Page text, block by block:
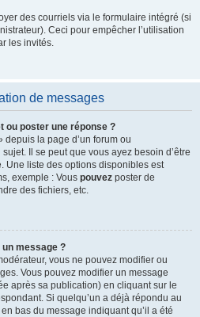
des courriels via le formulaire intégré (si
Ceci pour empêcher l’utilisation
les invités.
de messages
ou poster une réponse ?
la page d’un forum ou
Il se peut que vous ayez besoin d’être
Une liste des options disponibles est
exemple : Vous pouvez poster de
des fichiers, etc.
message ?
vous ne pouvez modifier ou
Vous pouvez modifier un message
après sa publication) en cliquant sur le
Si quelqu’un a déjà répondu au
bas du message indiquant qu’il a été